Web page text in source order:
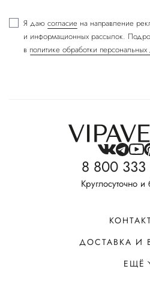
Я даю согласие на направление
и информационных рассылок.
в политике обработки
8 800
Круглосуточно и
ДОСТАВКА И
ЕЩЁ